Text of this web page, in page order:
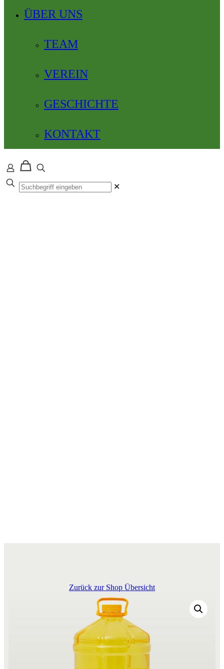
ÜBER UNS
TEAM
VEREIN
GESCHICHTE
KONTAKT
✕
Zurück zur Shop Übersicht